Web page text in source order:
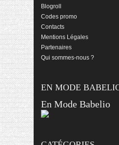
Blogroll
Codes promo
Contacts
Mentions Légales
Partenaires
Qui sommes-nous ?
EN MODE
En Mode Babelio